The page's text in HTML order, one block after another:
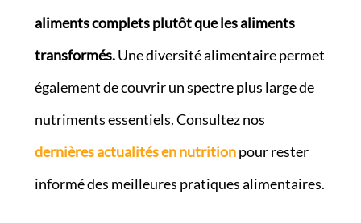
aliments complets plutôt que les aliments
transformés.Une diversité alimentaire permet
également de couvrir un spectre plus large de
nutriments essentiels. Consultez nos
dernières actualités en nutritionpour rester
informé des meilleures pratiques alimentaires.